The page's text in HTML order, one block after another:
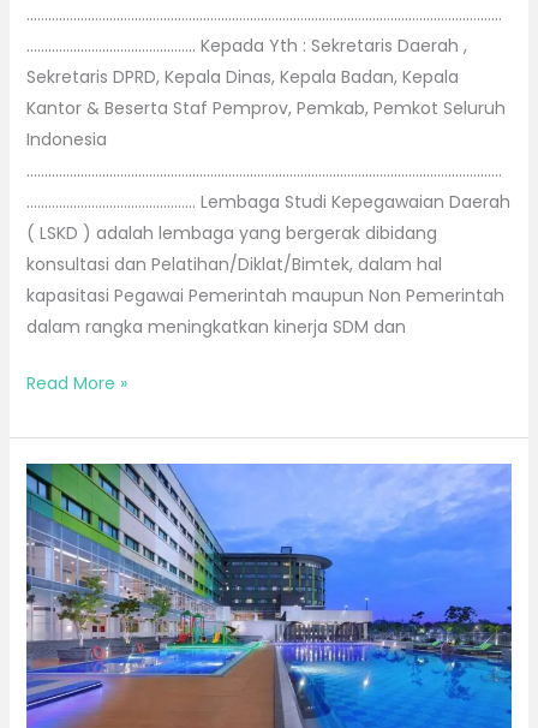
……………………………………………………………………………………………………………………
……………………………………….. Kepada Yth : Sekretaris Daerah ,
Sekretaris DPRD, Kepala Dinas, Kepala Badan, Kepala
Kantor & Beserta Staf Pemprov, Pemkab, Pemkot Seluruh
Indonesia
……………………………………………………………………………………………………………………
……………………………………….. Lembaga Studi Kepegawaian Daerah
( LSKD ) adalah lembaga yang bergerak dibidang
konsultasi dan Pelatihan/Diklat/Bimtek, dalam hal
kapasitasi Pegawai Pemerintah maupun Non Pemerintah
dalam rangka meningkatkan kinerja SDM dan
Read More »
Bimtek
di
Tanjung
Pinang